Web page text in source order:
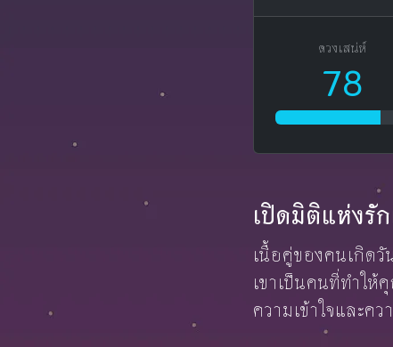
ดวงเสน่ห์
78
เปิดมิติแห่งรั
เนื้อคู่ของคนเกิดวั
เขาเป็นคนที่ทำใ
ความเข้าใจและค